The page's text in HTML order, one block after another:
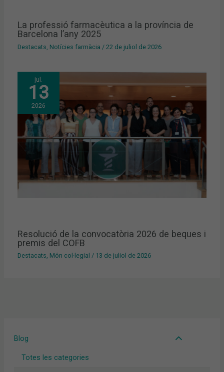
Blog
Totes les categories
La professió farmacèutica a la província de
Barcelona l’any 2025
Destacats Notícies farmàcia /22 de juliol de 2026
jul.
13
2026
Resolució de la convocatòria 2026 de beques i
premis del COFB
Destacats, Món col·legial / 13 de juliol de 2026